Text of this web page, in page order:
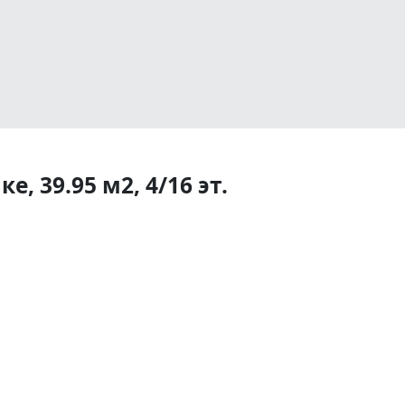
39.95 м2, 4/16 эт.